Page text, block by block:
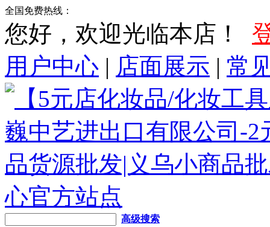
全国免费热线：
您好，欢迎光临本店！
用户中心 | 店面展示 | 常
高级搜索